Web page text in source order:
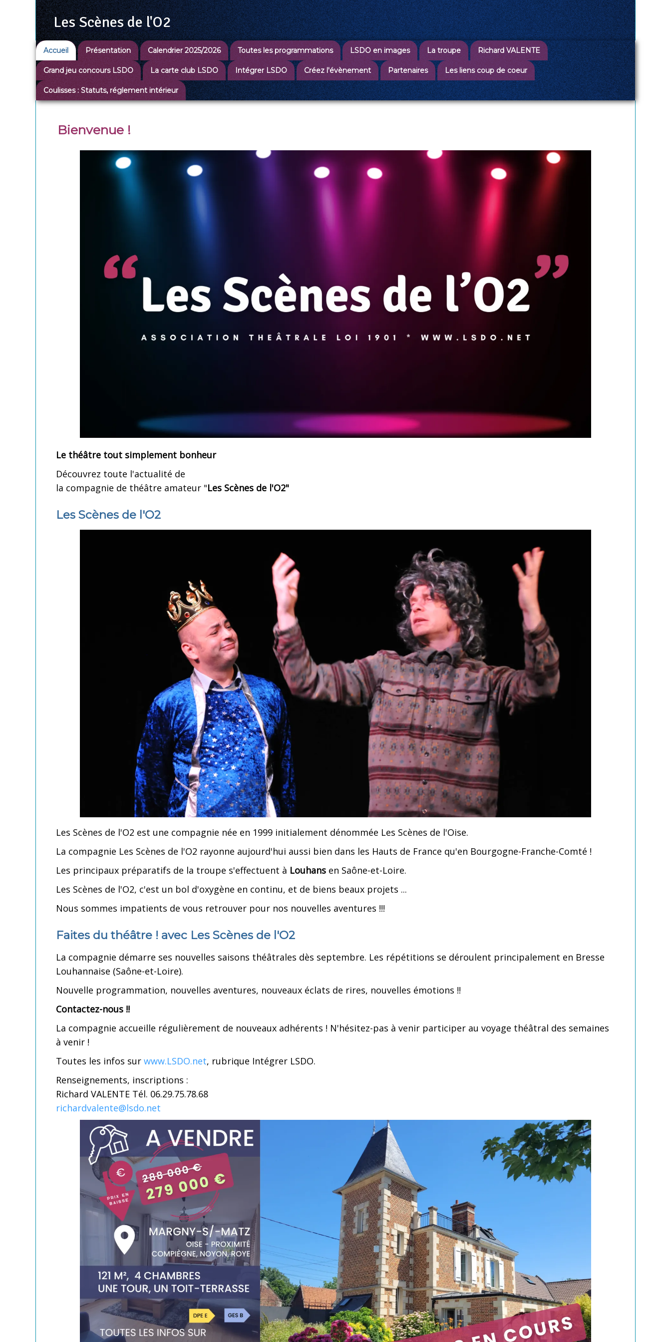
Les Scènesde l'O2
Accueil Présentation Calendrier 2025/2026 Toutes les programmations LSDO en images La troupe Richard VALENTE
Grand jeu concours LSDO La carte club LSDO Intégrer LSDO Créez l'évènement Partenaires Les liens coup de coeur
Coulisses : Statuts, réglement intérieur
Bienvenue !
Le théâtre tout simplement bonheur
Découvrez toute l'actualité de
la compagnie de théâtre amateur "Les Scènes de l'O2"
Les Scènes de l'O2
Les Scènes de l'O2 est une compagnie née en 1999 initialement dénommée Les Scènes de l'Oise.
La compagnie Les Scènes de l'O2 rayonne aujourd'hui aussi bien dans les Hauts de France qu'en Bourgogne-Franche-Comté !
Les principaux préparatifs de la troupe s'effectuent à Louhans en Saône-et-Loire.
Les Scènes de l'O2, c'est un bol d'oxygène en continu, et de biens beaux projets ...
Nous sommes impatients de vous retrouver pour nos nouvelles aventures !!!
Faites du théâtre ! avec Les Scènes de l'O2
La compagnie démarre ses nouvelles saisons théâtrales dès septembre. Les répétitions se déroulent principalement en Bresse
Louhannaise (Saône-et-Loire).
Nouvelle programmation, nouvelles aventures, nouveaux éclats de rires, nouvelles émotions !!
Contactez-nous !!
La compagnie accueille régulièrement de nouveaux adhérents ! N'hésitez-pas à venir participer au voyage théâtral des semaines
à venir !
Toutes les infos sur www.LSDO.net, rubrique Intégrer LSDO.
Renseignements, inscriptions :
Richard VALENTE Tél. 06.29.75.78.68
richardvalente@lsdo.net